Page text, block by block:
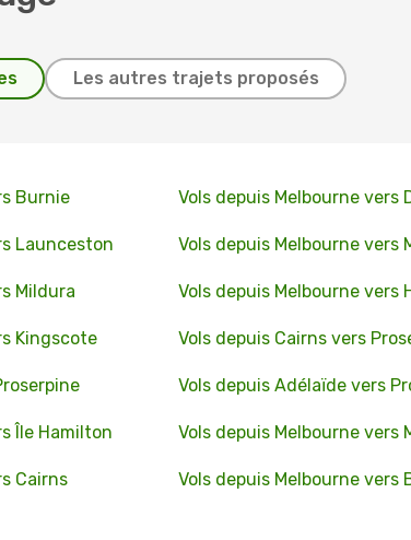
Les autres trajets proposés
Burnie Vols depuis Melbourne vers
Launceston Vols depuis Melbourne vers
Mildura Vols depuis Melbourne vers
Kingscote Vols depuis Cairns vers
Vols depuis Adélaïde vers
Île Hamilton Vols depuis Melbourne vers
Cairns Vols depuis Melbourne vers